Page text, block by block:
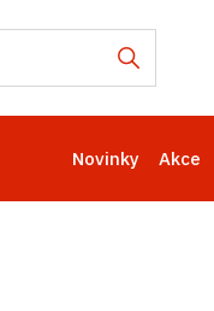
Novinky Akce